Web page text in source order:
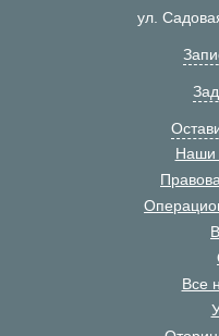
ул.
Наши
Все